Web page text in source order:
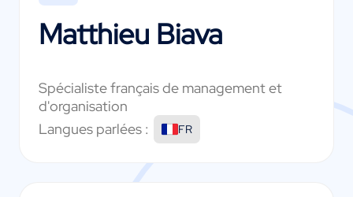
Matthieu Biava
Spécialiste français de management et
d'organisation
Langues parlées :
FR